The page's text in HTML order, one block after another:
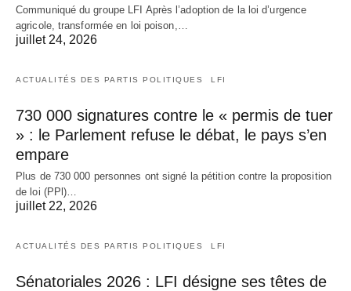
Communiqué du groupe LFI Après l’adoption de la loi d’urgence
agricole, transformée en loi poison,…
juillet 24, 2026
ACTUALITÉS DES PARTIS POLITIQUES LFI
730 000 signatures contre le « permis de tuer
» : le Parlement refuse le débat, le pays s’en
empare
Plus de 730 000 personnes ont signé la pétition contre la proposition
de loi (PPl)…
juillet 22, 2026
ACTUALITÉS DES PARTIS POLITIQUES LFI
Sénatoriales 2026 : LFI désigne ses têtes de